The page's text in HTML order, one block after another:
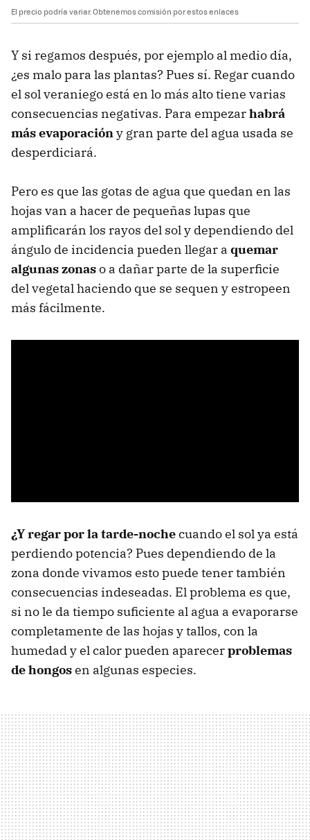
El precio podría variar. Obtenemos comisión por estos enlaces
Y si regamos después, por ejemplo al medio día,
¿es malo para las plantas? Pues sí. Regar cuando
el sol veraniego está en lo más alto tiene varias
consecuencias negativas. Para empezarhabrá
más evaporacióny gran parte del agua usada se
desperdiciará.
Pero es que las gotas de agua que quedan en las
hojas van a hacer de pequeñas lupas que
amplificarán los rayos del sol y dependiendo del
ángulo de incidencia pueden llegar a quemar
algunas zonaso a dañar parte de la superficie
del vegetal haciendo que se sequen y estropeen
más fácilmente.
¿Y regar por la tarde-nochecuando el sol ya está
perdiendo potencia? Pues dependiendo de la
zona donde vivamos esto puede tener también
consecuencias indeseadas. El problema es que,
si no le da tiempo suficiente al agua a evaporarse
completamente de las hojas y tallos, con la
humedad y el calor pueden aparecerproblemas
de hongosen algunas especies.